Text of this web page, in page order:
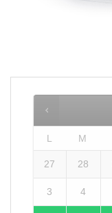
L M
27 28
3 4